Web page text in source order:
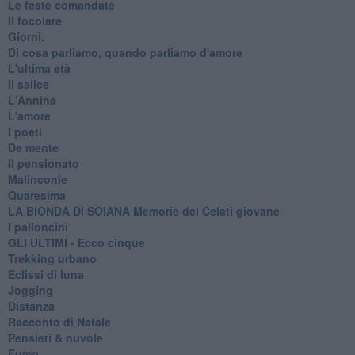
Le feste comandate
Il focolare
Giorni.
Di cosa parliamo, quando parliamo d'amore
L'ultima età
Il salice
L'Annina
L'amore
I poeti
De mente
Il pensionato
Malinconie
Quaresima
LA BIONDA DI SOIANA Memorie del Celati giovane
I palloncini
GLI ULTIMI - Ecco cinque
Trekking urbano
Eclissi di luna
Jogging
Distanza
Racconto di Natale
Pensieri & nuvole